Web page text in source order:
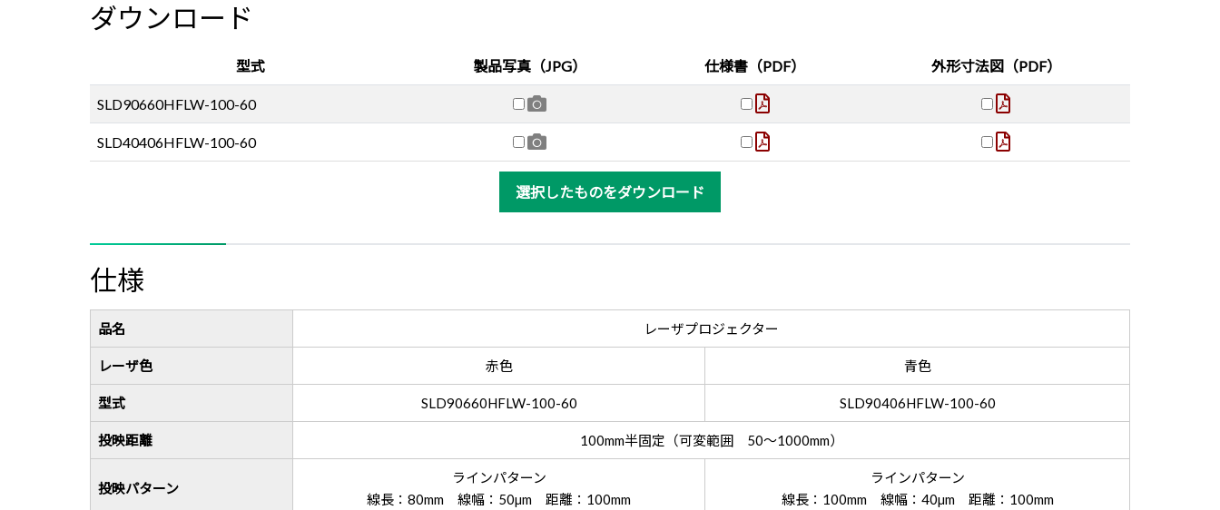
ダウンロード
型式 製品写真（JPG） 仕様書（PDF） 外形寸法図（PDF）
SLD90660HFLW-100-60
SLD40406HFLW-100-60
選択したものをダウンロード
仕様
品名 レーザプロジェクター
レーザ色 赤色 青色
型式 SLD90660HFLW-100-60 SLD90406HFLW-100-60
投映距離 100mm半固定（可変範囲 50～1000mm）
投映パターン
ラインパターン
線長：80mm 線幅：50µm 距離：100mm
ラインパターン
線長：100mm 線幅：40µm 距離：100mm